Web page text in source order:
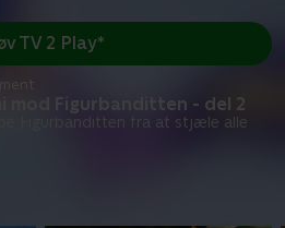
mod Figurbanditten - del 2
Figurbanditten fra at stjæle alle
TV 2 Play*